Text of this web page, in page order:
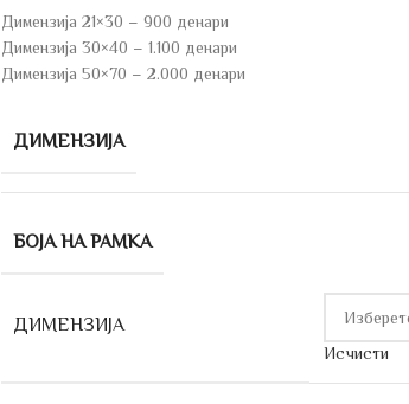
Димензија 21×30 – 900 денари
Димензија 30×40 – 1.100 денари
Димензија 50×70 – 2.000 денари
ДИМЕНЗИЈА
БОЈА НА РАМКА
ДИМЕНЗИЈА
Исчисти